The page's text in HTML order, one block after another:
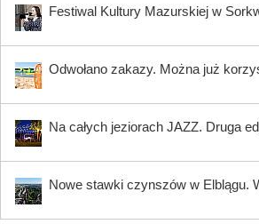
Festiwal Kultury Mazurskiej w
Odwołano zakazy. Można już
Na całych jeziorach JAZZ. Druga
Nowe stawki czynszów w Elblągu.